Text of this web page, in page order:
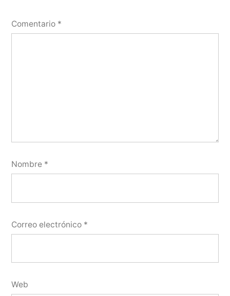
Comentario *
Nombre *
Correo electrónico *
Web